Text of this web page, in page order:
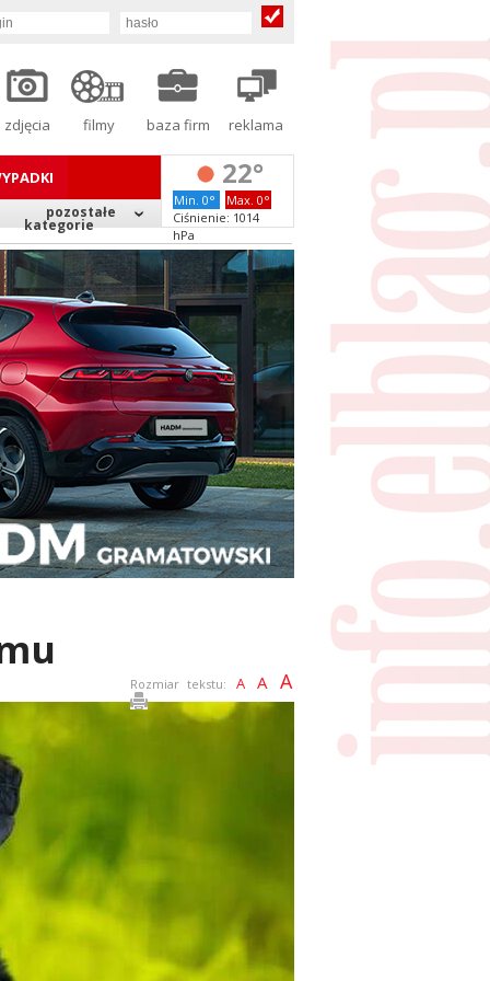
zdjęcia filmy baza firm reklama
pozostałe
kategorie
22°
Min. 0°
Max. 0°
Ciśnienie: 1014
hPa
Rozmiar tekstu: A A A